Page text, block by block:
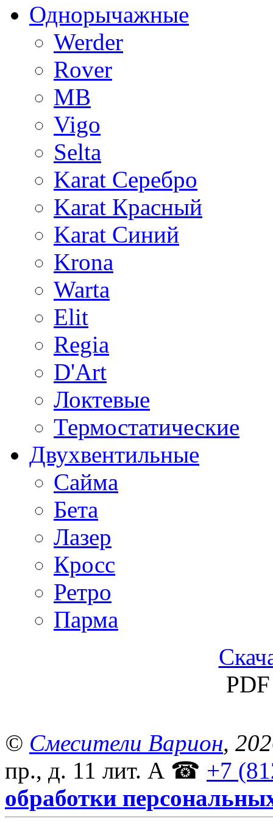
Однорычажные
Werder
Rover
MB
Vigo
Selta
Karat Серебро
Karat Красный
Karat Синий
Krona
Warta
Elit
Regia
D'Art
Локтевые
Термостатические
Двухвентильные
Сайма
Бета
Лазер
Кросс
Ретро
Парма
© Смесители Варион,
пр., д. 11 лит. А ☎ +7
обработки